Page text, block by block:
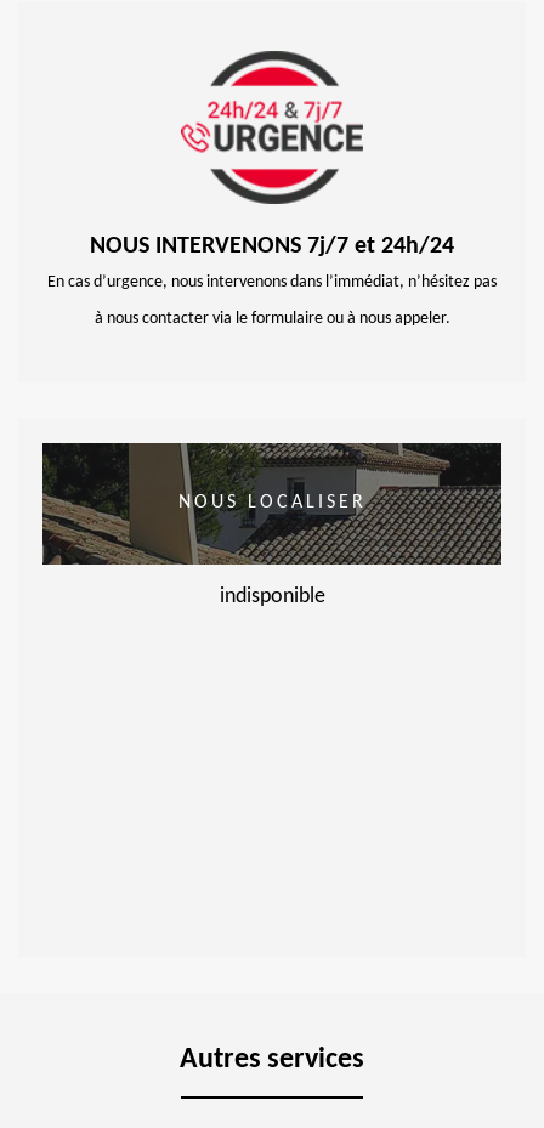
NOUS INTERVENONS 7j/7 et 24h/24
En cas d’urgence, nous intervenons dans l’immédiat, n’hésitez pas
à nous contacter via le formulaire ou à nous appeler.
NOUS LOCALISER
indisponible
Autres services